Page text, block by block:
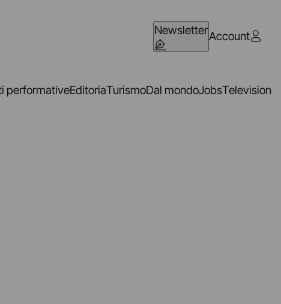
NewsletterAccount
performativeEditoriaTurismoDal mondoJobsTelevision